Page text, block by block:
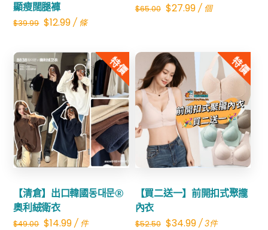
顯瘦闊腿褲
$39.99 Original
was:
$39.99.
$12.99Current
is:
$12.99.
/ 條
$65.00 Original
$65.00.
$27.99Current
$27.99.
/ 個
特價
【清倉】出口韓國동대문®
奧利絨衛衣
$49.00 Original
$14.99Current
/ 件
Share
特價
【買二送一】前開扣式聚攏
內衣
$52.50 Original
$34.99Current
/ 3件
Share